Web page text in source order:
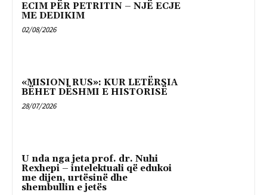
ECIM PËR PETRITIN – NJË ECJE
ME DEDIKIM
02/08/2026
«MISIONI RUS»: KUR LETËRSIA
BËHET DËSHMI E HISTORISË
28/07/2026
U nda nga jeta prof. dr. Nuhi
Rexhepi – intelektuali që edukoi
me dijen, urtësinë dhe
shembullin e jetës